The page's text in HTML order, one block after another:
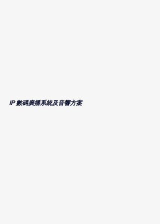
IP 數碼廣播系統及音響方案